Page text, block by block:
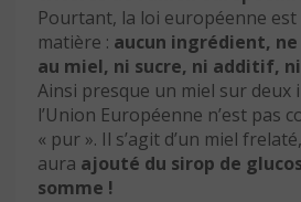
Pourtant, la loi européenne est
matière : aucun ingrédient,
au miel, ni sucre, ni additif,
Ainsi presque un miel sur deux
l’Union Européenne n’est pas
« pur ». Il s’agit d’un miel
aura ajouté du sirop de
somme !